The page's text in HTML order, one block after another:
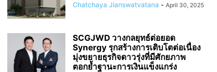
Chatchaya Jianswatvatana - April 30, 2025
SCGJWD วางกลยุทธ์ต่อยอด
Synergy รุกสร้างการเติบโตต่อเนื่อง
มุ่งขยายธุรกิจดาวรุ่งที่มีศักยภาพ
ตอกย้ำฐานะการเงินแข็งแกร่ง